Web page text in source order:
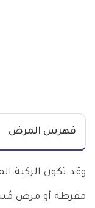
فهرس المرض
وقد تكون الركبة
مفرطة أو مرض